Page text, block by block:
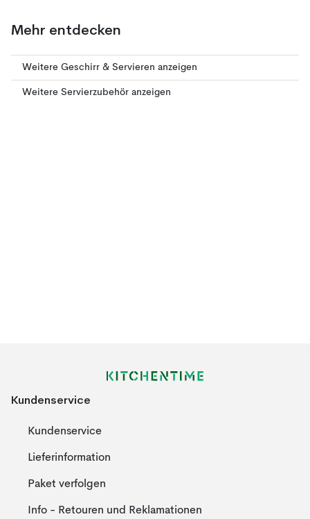
Mehr entdecken
Weitere Geschirr & Servieren anzeigen
Weitere Servierzubehör anzeigen
Kundenservice
Kundenservice
Lieferinformation
Paket verfolgen
Info - Retouren und Reklamationen